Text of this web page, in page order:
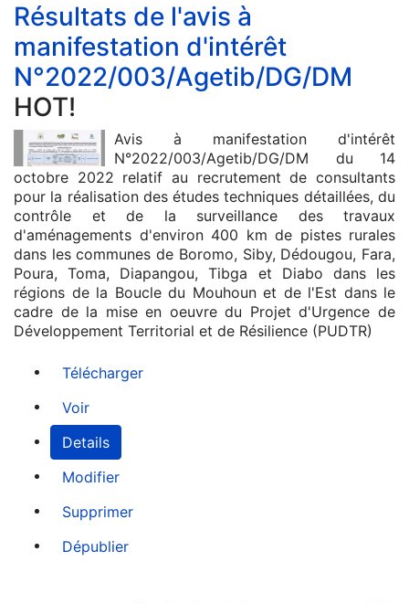
Résultats de l'avis à
manifestation d'intérêt
N°2022/003/Agetib/DG/DM
HOT!
Avis à manifestation d'intérêt
N°2022/003/Agetib/DG/DM du 14
octobre 2022 relatif au recrutement de consultants
pour la réalisation des études techniques détaillées, du
contrôle et de la surveillance des travaux
d'aménagements d'environ 400 km de pistes rurales
dans les communes de Boromo, Siby, Dédougou, Fara,
Poura, Toma, Diapangou, Tibga et Diabo dans les
régions de la Boucle du Mouhoun et de l'Est dans le
cadre de la mise en oeuvre du Projet d'Urgence de
Développement Territorial et de Résilience (PUDTR)
Télécharger
Voir
Details
Modifier
Supprimer
Dépublier